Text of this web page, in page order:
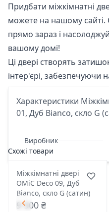
Придбати міжкімнатні
можете на нашому
прямо зараз і
вашому домі!
Ці двері створять
інтер'єрі, забезпечуючи
Характеристики
01, Дуб Bianco, скло G
Виробник
Схожі товари
Міжкімнатні двері
OMiC Deco 09, Дуб
Bianco, скло G (сатин)
9 500 ₴